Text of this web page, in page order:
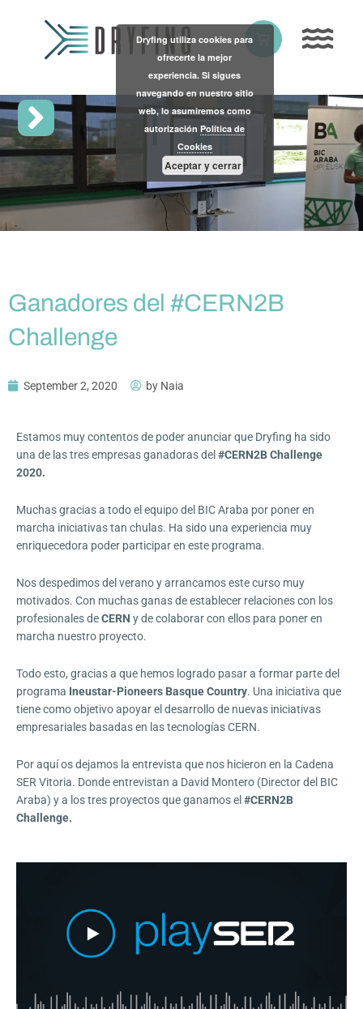
Basket
Ganadores del #CERN2B
Challenge
September 2, 2020 by Naia
Estamos muy contentos de poder anunciar que Dryfing ha sido
una de las tres empresas ganadoras del #CERN2B Challenge
2020.
Muchas gracias a todo el equipo del BIC Araba por poner en
marcha iniciativas tan chulas. Ha sido una experiencia muy
enriquecedora poder participar en este programa.
Nos despedimos del verano y arrancamos este curso muy
motivados. Con muchas ganas de establecer relaciones con los
profesionales deCERN y de colaborar con ellos para poner en
marcha nuestro proyecto.
Todo esto, gracias a que hemos logrado pasar a formar parte del
programa Ineustar-Pioneers Basque Country. Una iniciativa que
tiene como objetivo apoyar el desarrollo de nuevas iniciativas
empresariales basadas en las tecnologías CERN.
Por aquí os dejamos la entrevista que nos hicieron en la Cadena
SER Vitoria. Donde entrevistan a David Montero (Director del BIC
Araba) y a los tres proyectos que ganamos el#CERN2B
Challenge.
Dryfing utiliza cookies para
ofrecerte la mejor
experiencia. Si sigues
navegando en nuestro sitio
web, lo asumiremos como
autorización Política de
Cookies
Aceptar y cerrar